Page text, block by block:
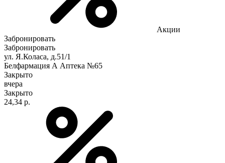
Акции
Забронировать
Забронировать
ул. Я.Коласа, д.51/1
Белфармация А Аптека №65
Закрыто
вчера
Закрыто
24,34 р.